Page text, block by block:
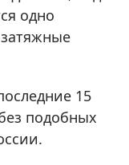
одно
15
подобных